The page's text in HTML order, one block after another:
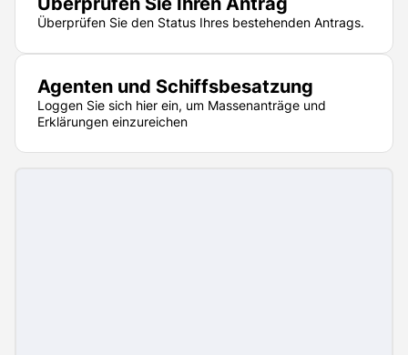
Überprüfen Sie den Status Ihres bestehenden Antrags.
Agenten und Schiffsbesatzung
Loggen Sie sich hier ein, um Massenanträge und
Erklärungen einzureichen